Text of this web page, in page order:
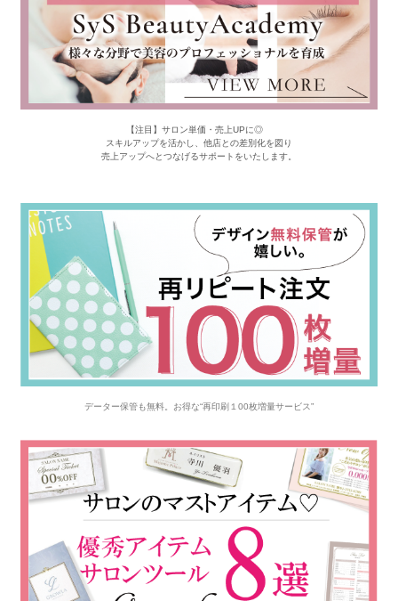
【注目】サロン単価・売上UPに◎
スキルアップを活かし、他店との差別化を図り
売上アップへとつなげるサポートをいたします。
データー保管も無料。お得な“再印刷１00枚増量サービス”